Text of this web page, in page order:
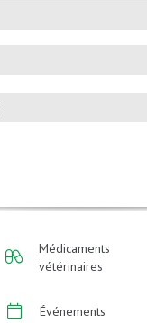
Médicaments
vétérinaires
Événements